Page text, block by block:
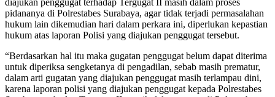
pidananya di Polrestabes Surabaya, agar tidak terjadi permasalahan
hukum lain dikemudian hari dalam perkara ini, diperlukan kepastian
hukum atas laporan Polisi yang diajukan penggugat tersebut.
“Berdasarkan hal itu maka gugatan penggugat belum dapat diterima
untuk diperiksa sengketanya di pengadilan, sebab masih prematur,
dalam arti gugatan yang diajukan penggugat masih terlampau dini,
karena laporan polisi yang diajukan penggugat kepada Polrestabes